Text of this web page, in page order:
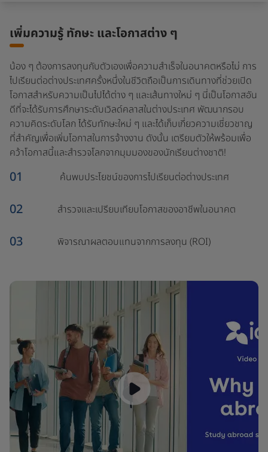
เพิ่มความรู้ ทักษะ และโอกาสต่าง ๆ
น้อง ๆ ต้องการลงทุนกับตัวเองเพื่อความสำเร็จในอนาคตหรือไม่ การ
ไปเรียนต่อต่างประเทศครั้งหนึ่งในชีวิตถือเป็นการเดินทางที่ช่วยเปิด
โอกาสสำหรับความเป็นไปได้ต่าง ๆ และเส้นทางใหม่ ๆ นี่เป็นโอกาสอัน
ดีที่จะได้รับการศึกษาระดับเวิลด์คลาสในต่างประเทศ พัฒนากรอบ
ความคิดระดับโลก ได้รับทักษะใหม่ ๆ และได้เก็บเกี่ยวความเชี่ยวชาญ
ที่สำคัญเพื่อเพิ่มโอกาสในการจ้างงาน ดังนั้น เตรียมตัวให้พร้อมเพื่อ
คว้าโอกาสนี้และสำรวจโลกจากมุมมองของนักเรียนต่างชาติ!
01 ค้นพบประโยชน์ของการไปเรียนต่อต่างประเทศ
02 สำรวจและเปรียบเทียบโอกาสของอาชีพในอนาคต
03 พิจารณาผลตอบแทนจากการลงทุน (ROI)